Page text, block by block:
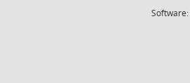
Software: